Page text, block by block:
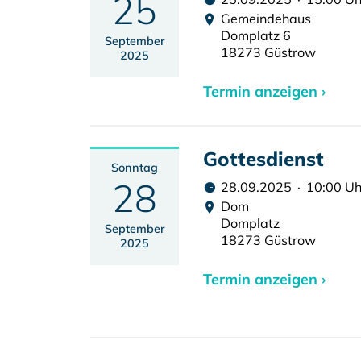
25
September
2025
Gemeindehaus
Domplatz 6
18273 Güstrow
Termin anzeigen ›
Sonntag
28
September
2025
Gottesdienst
28.09.2025 · 10:00
Dom
Domplatz
18273 Güstrow
Termin anzeigen ›